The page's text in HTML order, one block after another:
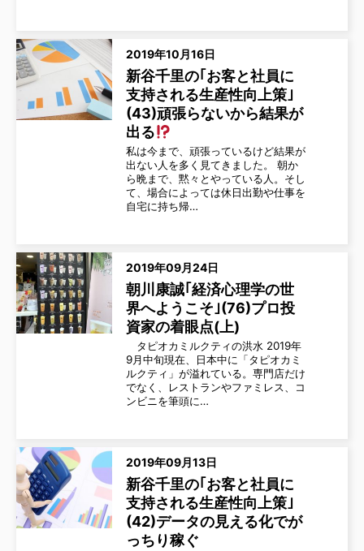
2019年10月16日
新谷千里の｢お客と社員に
支持される生産性向上策｣
(43)頑張らないから結果が
出る
私は今まで、頑張っているけど結果が
出ない人を多く見てきました。 朝か
ら晩まで、黙々とやっている人。そし
て、場合によっては休日出勤や仕事を
自宅に持ち帰…
2019年09月24日
朝川康誠｢経済心理学の世
界へようこそ｣(76)プロ投
資家の着眼点(上)
タピオカミルクティの洪水 2019年
9月中旬現在、日本中に「タピオカミ
ルクティ」が溢れている。専門店だけ
でなく、レストランやファミレス、コ
ンビニを筆頭に…
2019年09月13日
新谷千里の｢お客と社員に
支持される生産性向上策｣
(42)データの見える化でが
っちり稼ぐ